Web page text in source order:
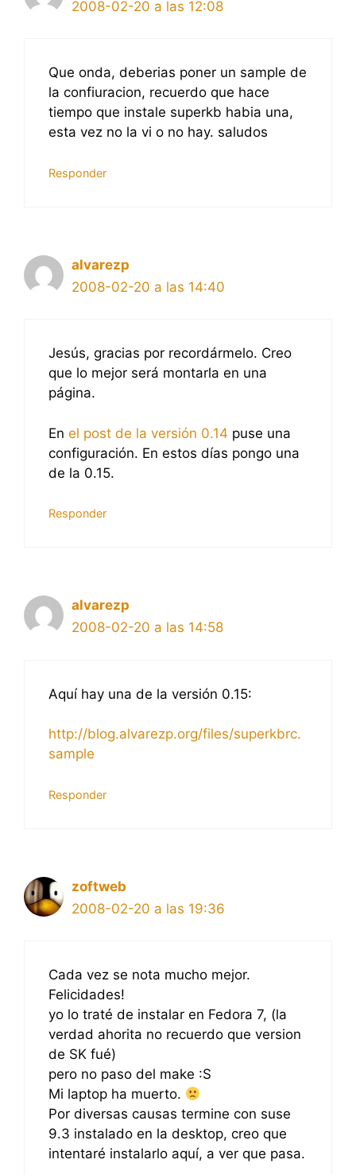
2008-02-20 a las 12:08
Que onda, deberias poner un sample de
la confiuracion, recuerdo que hace
tiempo que instale superkb habia una,
esta vez no la vi o no hay. saludos
Responder
alvarezp
2008-02-20 a las 14:40
Jesús, gracias por recordármelo. Creo
que lo mejor será montarla en una
página.
En el post de la versión 0.14 puse una
configuración. En estos días pongo una
de la 0.15.
Responder
alvarezp
2008-02-20 a las 14:58
Aquí hay una de la versión 0.15:
http://blog.alvarezp.org/files/superkbrc.
sample
Responder
zoftweb
2008-02-20 a las 19:36
Cada vez se nota mucho mejor.
Felicidades!
yo lo traté de instalar en Fedora 7, (la
verdad ahorita no recuerdo que version
de SK fué)
pero no paso del make :S
Mi laptop ha muerto.
Por diversas causas termine con suse
9.3 instalado en la desktop, creo que
intentaré instalarlo aquí, a ver que pasa.